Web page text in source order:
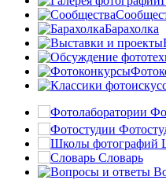
Барахолка
Словарь